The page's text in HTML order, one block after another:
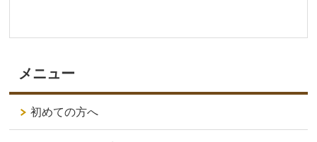
メニュー
初めての方へ